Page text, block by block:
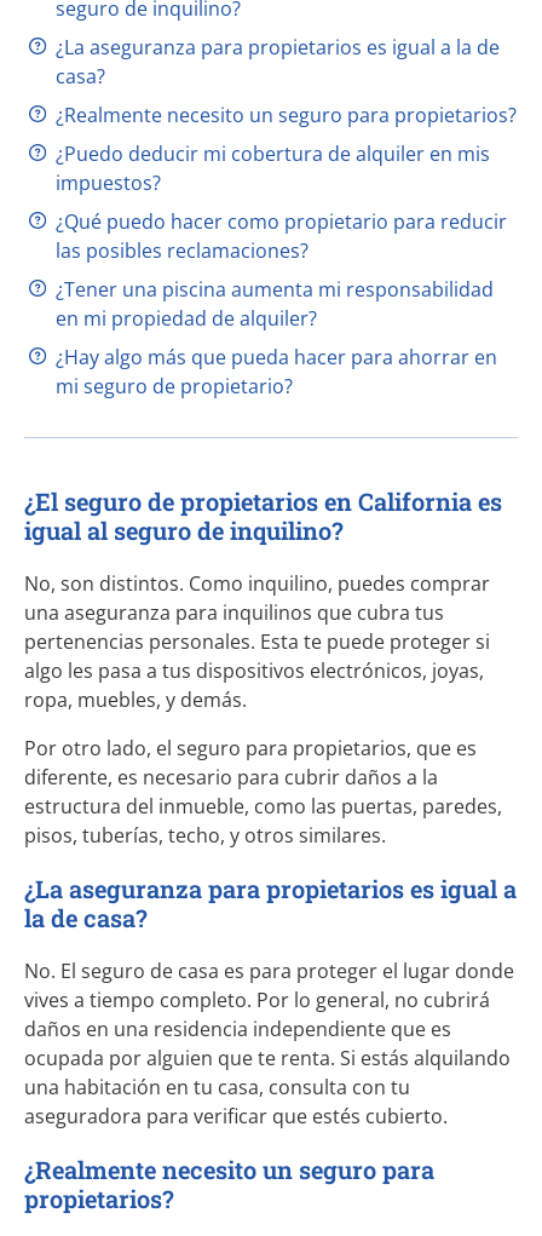
seguro de inquilino?
¿La aseguranza para propietarios es igual a la de
casa?
¿Realmente necesito un seguro para propietarios?
¿Puedo deducir mi cobertura de alquiler en mis
impuestos?
¿Qué puedo hacer como propietario para reducir
las posibles reclamaciones?
¿Tener una piscina aumenta mi responsabilidad
en mi propiedad de alquiler?
¿Hay algo más que pueda hacer para ahorrar en
mi seguro de propietario?
¿El seguro de propietarios en California es
igual al seguro de inquilino?
No, son distintos. Como inquilino, puedes comprar
una aseguranza para inquilinos que cubra tus
pertenencias personales. Esta te puede proteger si
algo les pasa a tus dispositivos electrónicos, joyas,
ropa, muebles, y demás.
Por otro lado, el seguro para propietarios, que es
diferente, es necesario para cubrir daños a la
estructura del inmueble, como las puertas, paredes,
pisos, tuberías, techo, y otros similares.
¿La aseguranza para propietarios es igual a
la de casa?
No. El seguro de casa es para proteger el lugar donde
vives a tiempo completo. Por lo general, no cubrirá
daños en una residencia independiente que es
ocupada por alguien que te renta. Si estás alquilando
una habitación en tu casa, consulta con tu
aseguradora para verificar que estés cubierto.
¿Realmente necesito un seguro para
propietarios?